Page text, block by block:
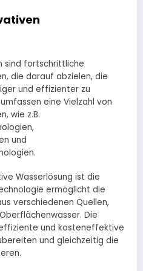
sind fortschrittliche
die darauf abzielen, die
und effizienter zu
eine Vielzahl von
wie z.B.
und
Wasserlösung ist die
ermöglicht die
verschiedenen Quellen,
Die
und kosteneffektive
und gleichzeitig die